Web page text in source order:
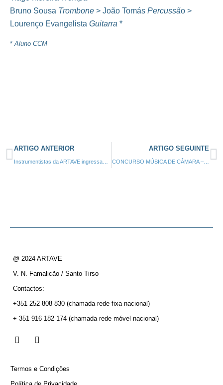
Bruno Sousa Trombone > João Tomás Percussão >
Lourenço Evangelista Guitarra *
* Aluno CCM
ARTIGO ANTERIOR ARTIGO SEGUINTE
CONCURSO MÚSICA DE CÂMARA – 1º PRÉMIO – 23 Março 2024
@ 2024 ARTAVE
V. N. Famalicão / Santo Tirso
Contactos:
+351 252 808 830 (chamada rede fixa nacional)
+ 351 916 182 174 (chamada rede móvel nacional)
Termos e Condições